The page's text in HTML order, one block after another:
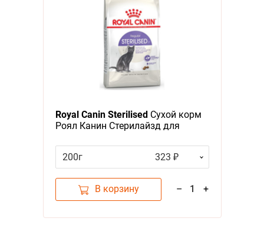
Royal Canin Sterilised Сухой корм
Роял Канин Стерилайзд для
и Стерилизованных кошек в
возрасте от 1 года до 7 лет
200г 323 ₽
В корзину – 1 +